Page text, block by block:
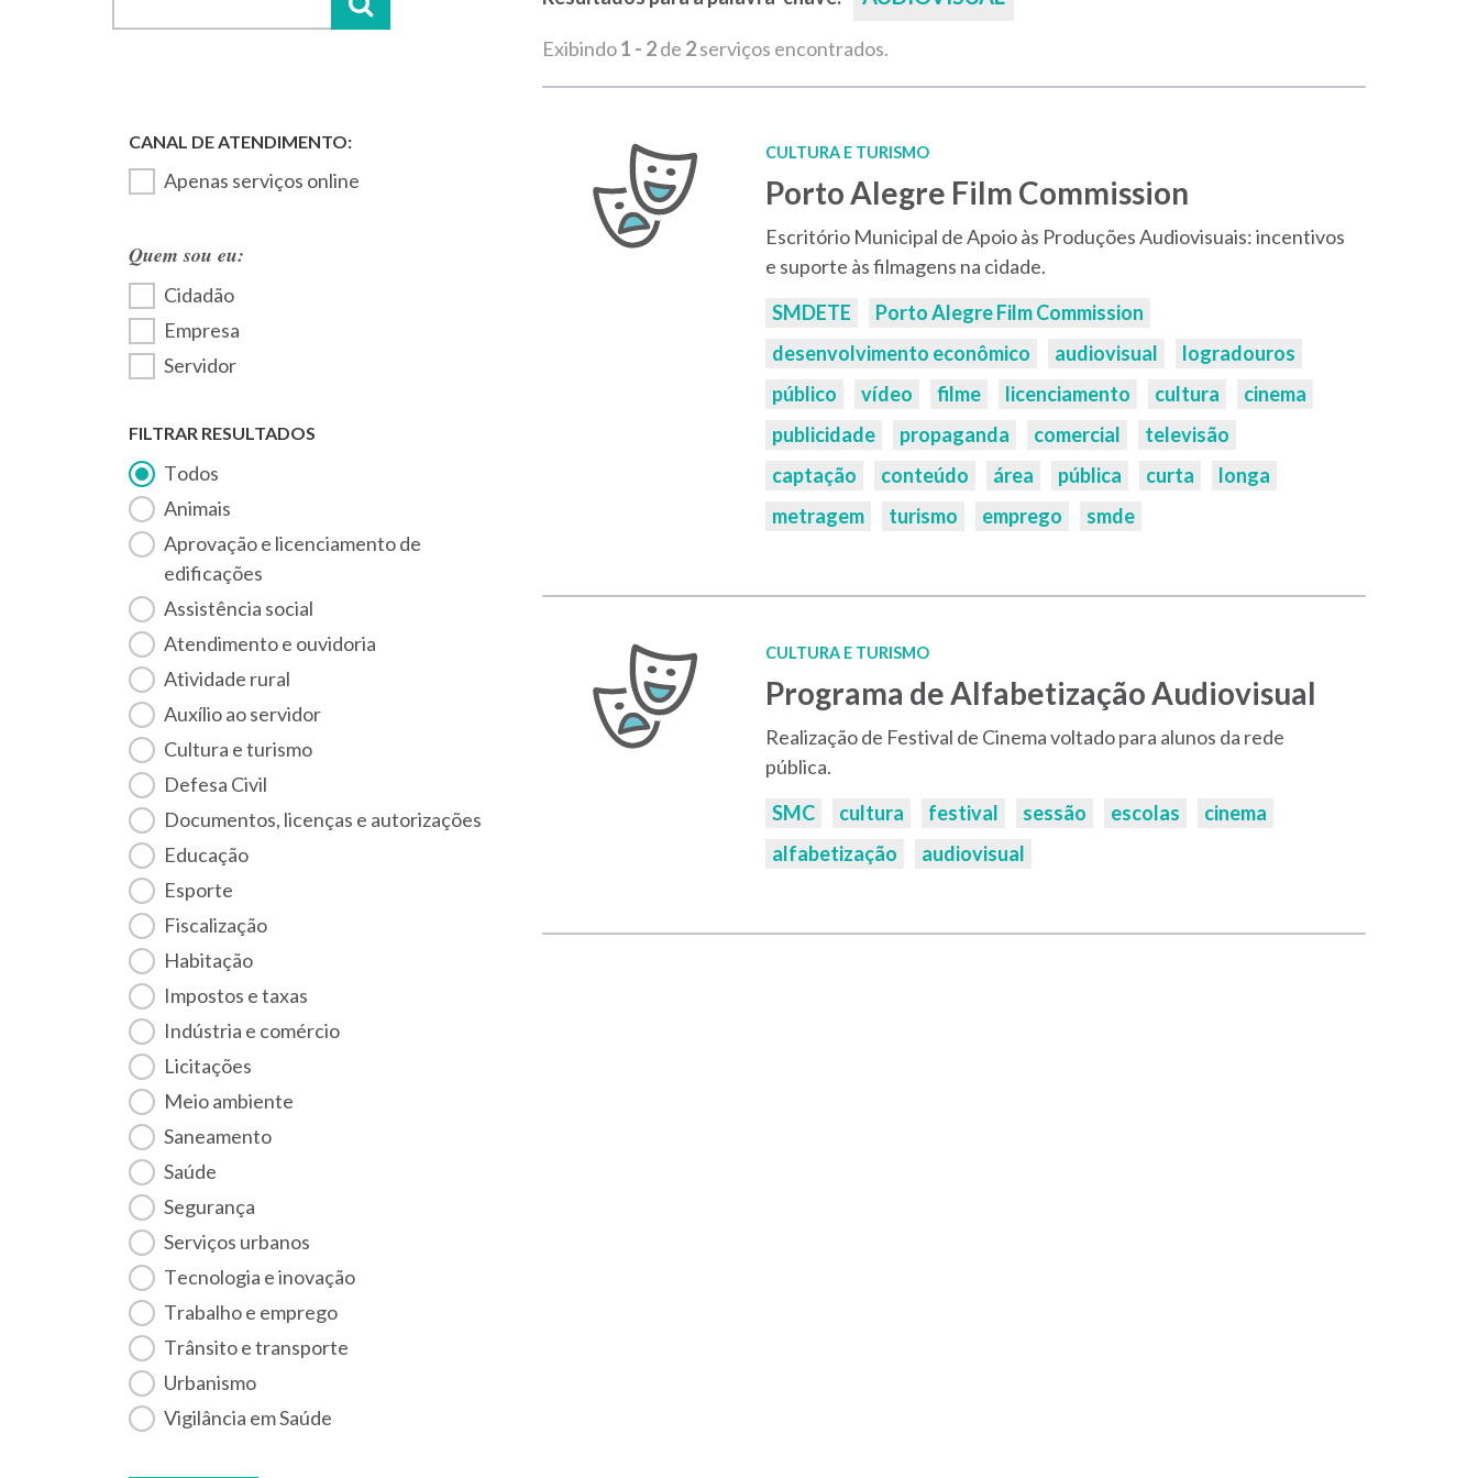
Apenas serviços online
Quem sou eu:
Cidadão
Empresa
Servidor
FILTRAR RESULTADOS
Todos
Animais
Aprovação e licenciamento de
edificações
Assistência social
Atendimento e ouvidoria
Atividade rural
Auxílio ao servidor
Cultura e turismo
Defesa Civil
Documentos, licenças e autorizações
Educação
Esporte
Fiscalização
habitação
Impostos e taxas
Indústria e comércio
Licitações
Meio ambiente
Saneamento
Saúde
Segurança
Serviços urbanos
Tecnologia e inovação
Trabalho e emprego
Trânsito e transporte
Urbanismo
Vigilância em Saúde
Exibindo1 - 2de 2serviços encontrados.
CULTURA E TURISMO
Porto Alegre Film Commission
Escritório Municipal de Apoio às Produções Audiovisuais: incentivos
e suporte às filmagens na cidade.
Palavras-
chaves:
SMDETE
Porto Alegre Film Commission
desenvolvimento econômico
audiovisual
logradouros
público
vídeo filme licenciamento cultura
cinema
publicidade
propaganda comercial
televisão
captação
conteúdo área pública curta
longa
metragem
turismo emprego smde
CULTURA E TURISMO
Programa de Alfabetização Audiovisual
Realização de Festival de Cinema voltado para alunos da rede
pública.
Palavras-
chaves:
SMC cultura festival sessão escolas
cinema
alfabetização
audiovisual